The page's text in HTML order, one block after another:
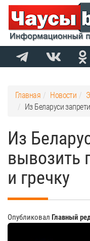
Главная Новости
Из Беларуси
Из
вывозить
и гречку
Опубликовал Главный